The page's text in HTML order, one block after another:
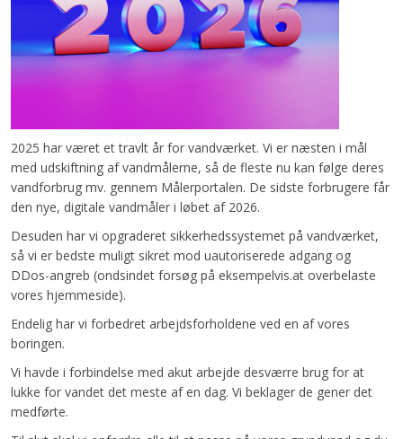
2025 har været et travlt år for vandværket. Vi er næsten i mål
med udskiftning af vandmålerne, så de fleste nu kan følge deres
vandforbrug mv. gennem Målerportalen. De sidste forbrugere får
den nye, digitale vandmåler i løbet af 2026.
Desuden har vi opgraderet sikkerhedssystemet på vandværket,
så vi er bedste muligt sikret mod uautoriserede adgang og
DDos-angreb (ondsindet forsøg på eksempelvis.at overbelaste
vores hjemmeside).
Endelig har vi forbedret arbejdsforholdene ved en af vores
boringen.
Vi havde i forbindelse med akut arbejde desværre brug for at
lukke for vandet det meste af en dag. Vi beklager de gener det
medførte.